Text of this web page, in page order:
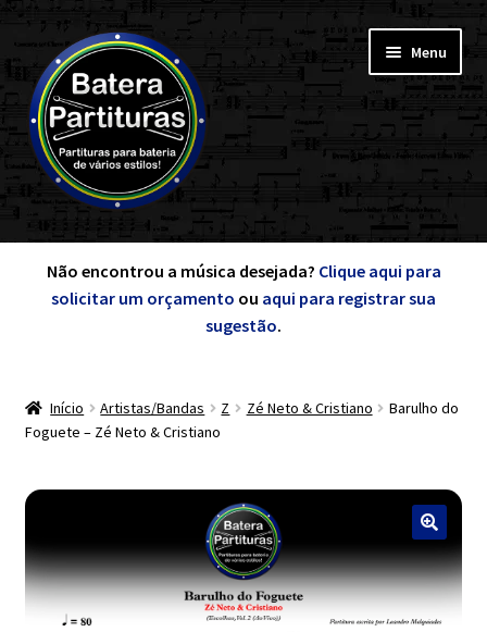
Pular
para
navegação
Pular
para
o
conteúdo
Menu
Cursos
Exercícios
menu
Grátis
Não encontrou a música desejada? Clique aqui para
solicitar um orçamento ou aqui para registrar sua
sugestão.
Início Artistas/Bandas Z Zé Neto & Cristiano
Barulho do
Foguete – Zé Neto & Cristiano